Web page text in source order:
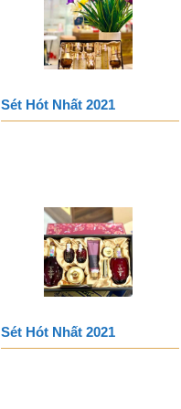
Sét Hót Nhất 2021
Sét Hót Nhất 2021